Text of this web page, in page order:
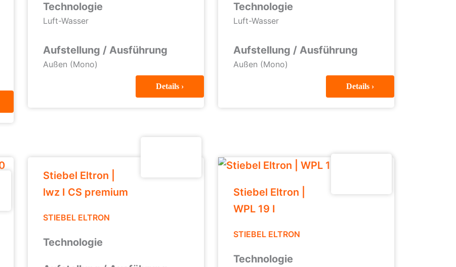
Technologie
Luft-Wasser
Aufstellung / Ausführung
Außen (Mono)
Details ›
Technologie
Luft-Wasser
Aufstellung / Ausführung
Außen (Mono)
Details ›
Stiebel Eltron |
lwz I CS premium
STIEBEL ELTRON
Technologie
Stiebel Eltron |
WPL 19 I
STIEBEL ELTRON
Technologie